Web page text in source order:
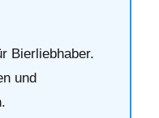
Bierliebhaber.
und